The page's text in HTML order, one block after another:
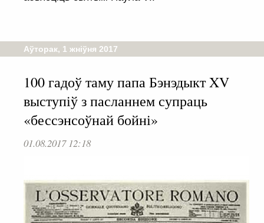
Аўторак, 1 жніўня 2017
100 гадоў таму папа Бэнэдыкт XV
выступіў з пасланнем супраць
«бессэнсоўнай бойні»
01.08.2017 12:18